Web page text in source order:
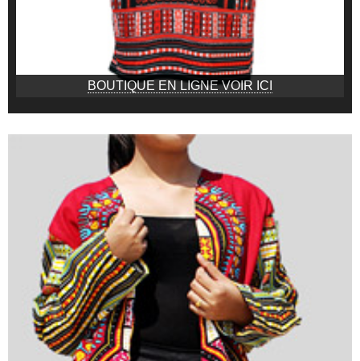
BOUTIQUE EN LIGNE VOIR ICI